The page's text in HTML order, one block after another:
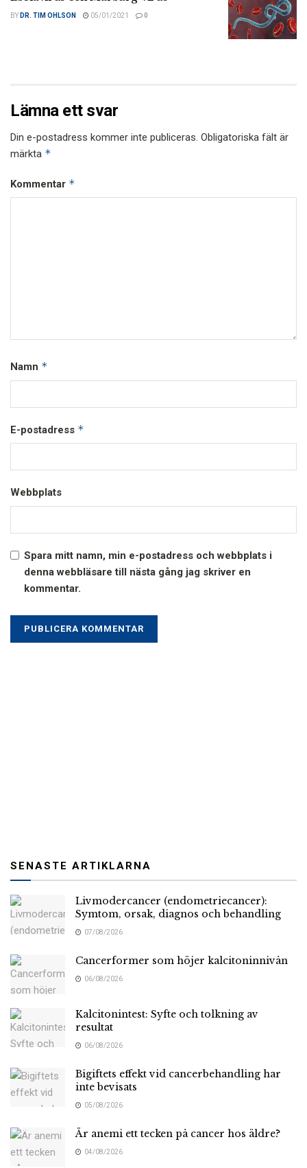
BY DR. TIM OHLSON 05/01/2021 0
Lämna ett svar
Din e-postadress kommer inte publiceras. Obligatoriska fält är
märkta *
Kommentar *
Namn *
E-postadress *
Webbplats
Spara mitt namn, min e-postadress och webbplats i
denna webbläsare till nästa gång jag skriver en
kommentar.
SENASTE ARTIKLARNA
Livmodercancer (endometriecancer):
Symtom, orsak, diagnos och behandling
07/08/2026
Cancerformer som höjer kalcitoninnivån
06/08/2026
Kalcitonintest: Syfte och tolkning av
resultat
06/08/2026
Bigiftets effekt vid cancerbehandling har
inte bevisats
05/08/2026
Är anemi ett tecken på cancer hos äldre?
04/08/2026